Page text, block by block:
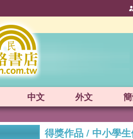
中文 外文
得獎作品 / 中小學